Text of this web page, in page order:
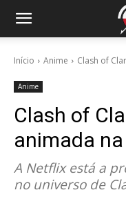
Início Anime Clash of
Anime
Clash of
animada
A Netflix está a
no universo de